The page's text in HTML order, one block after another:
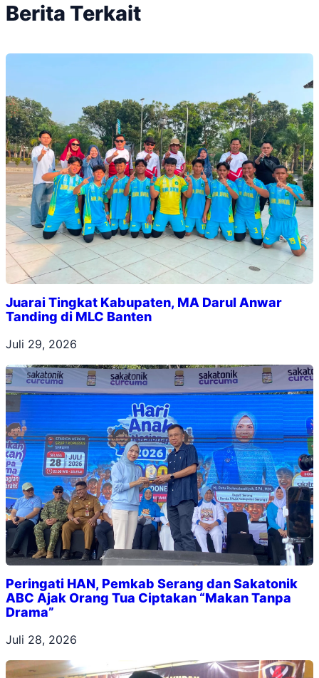
Berita Terkait
Juarai Tingkat Kabupaten, MA Darul Anwar
Tanding di MLC Banten
Juli 29, 2026
Peringati HAN, Pemkab Serang dan Sakatonik
ABC Ajak Orang Tua Ciptakan “Makan Tanpa
Drama”
Juli 28, 2026